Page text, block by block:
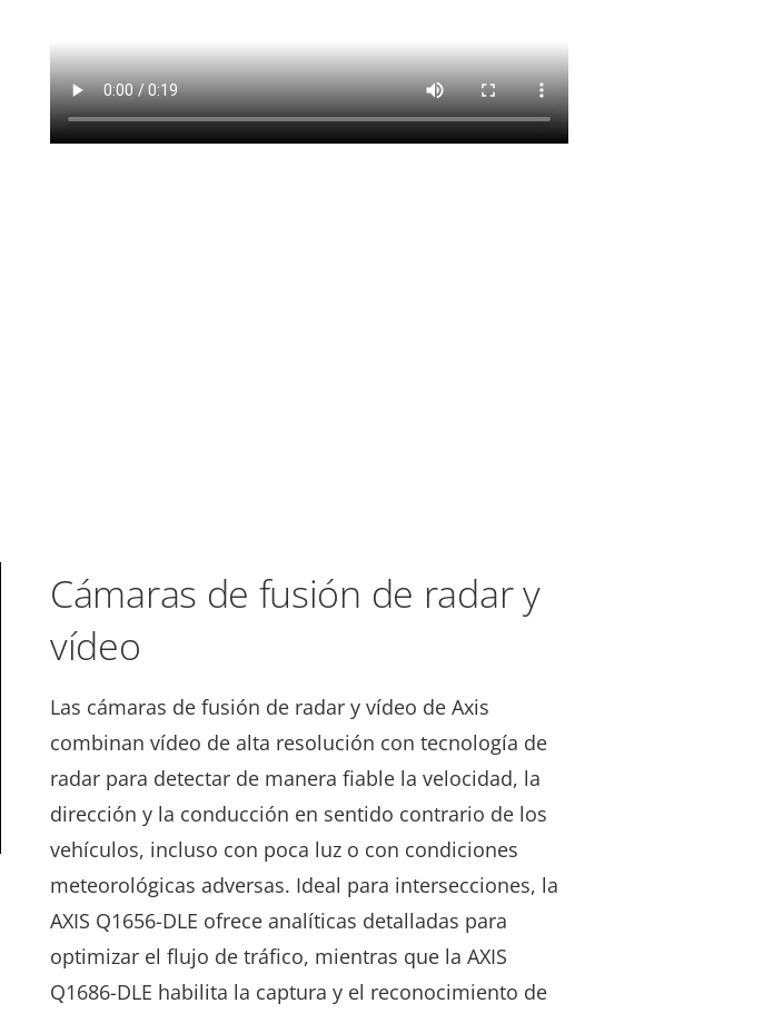
Cámaras de fusión de radar y
vídeo
Las cámaras de fusión de radar y vídeo de Axis
combinan vídeo de alta resolución con tecnología de
radar para detectar de manera fiable la velocidad, la
dirección y la conducción en sentido contrario de los
vehículos, incluso con poca luz o con condiciones
meteorológicas adversas. Ideal para intersecciones, la
AXIS Q1656-DLE ofrece analíticas detalladas para
optimizar el flujo de tráfico, mientras que la AXIS
Q1686-DLE habilita la captura y el reconocimiento de